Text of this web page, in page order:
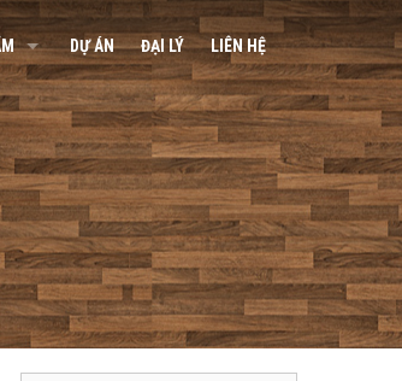
DỰ ÁN ĐẠI LÝ LIÊN HỆ